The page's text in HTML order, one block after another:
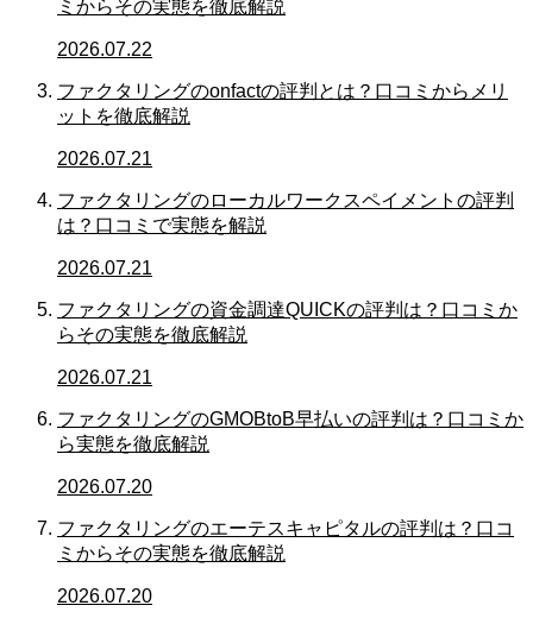
ミからその実態を徹底解説
2026.07.22
ファクタリングのonfactの評判とは？口コミからメリ
ットを徹底解説
2026.07.21
ファクタリングのローカルワークスペイメントの評判
は？口コミで実態を解説
2026.07.21
ファクタリングの資金調達QUICKの評判は？口コミか
らその実態を徹底解説
2026.07.21
ファクタリングのGMOBtoB早払いの評判は？口コミか
ら実態を徹底解説
2026.07.20
ファクタリングのエーテスキャピタルの評判は？口コ
ミからその実態を徹底解説
2026.07.20